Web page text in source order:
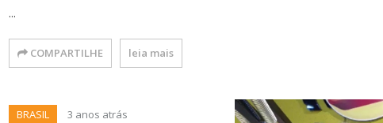
...
COMPARTILHE leia mais
BRASIL 3 anos atrás